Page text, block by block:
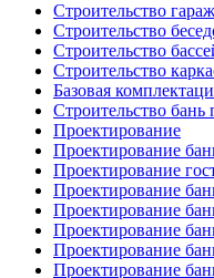
Строительство
Строительство
Строительство
Строительство
Базовая
Строительство бань
Проектирование
Проектирование
Проектирование
Проектирование
Проектирование
Проектирование
Проектирование
Проектирование